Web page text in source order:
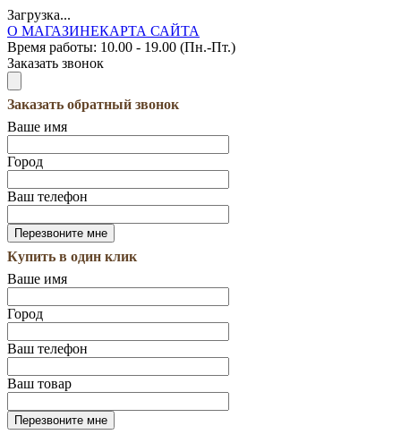
Загрузка...
О МАГАЗИНЕКАРТА САЙТА
Время работы: 10.00 - 19.00 (Пн.-Пт.)
Заказать звонок
Заказать обратный звонок
Ваше имя
Город
Ваш телефон
Купить в один клик
Ваше имя
Город
Ваш телефон
Ваш товар